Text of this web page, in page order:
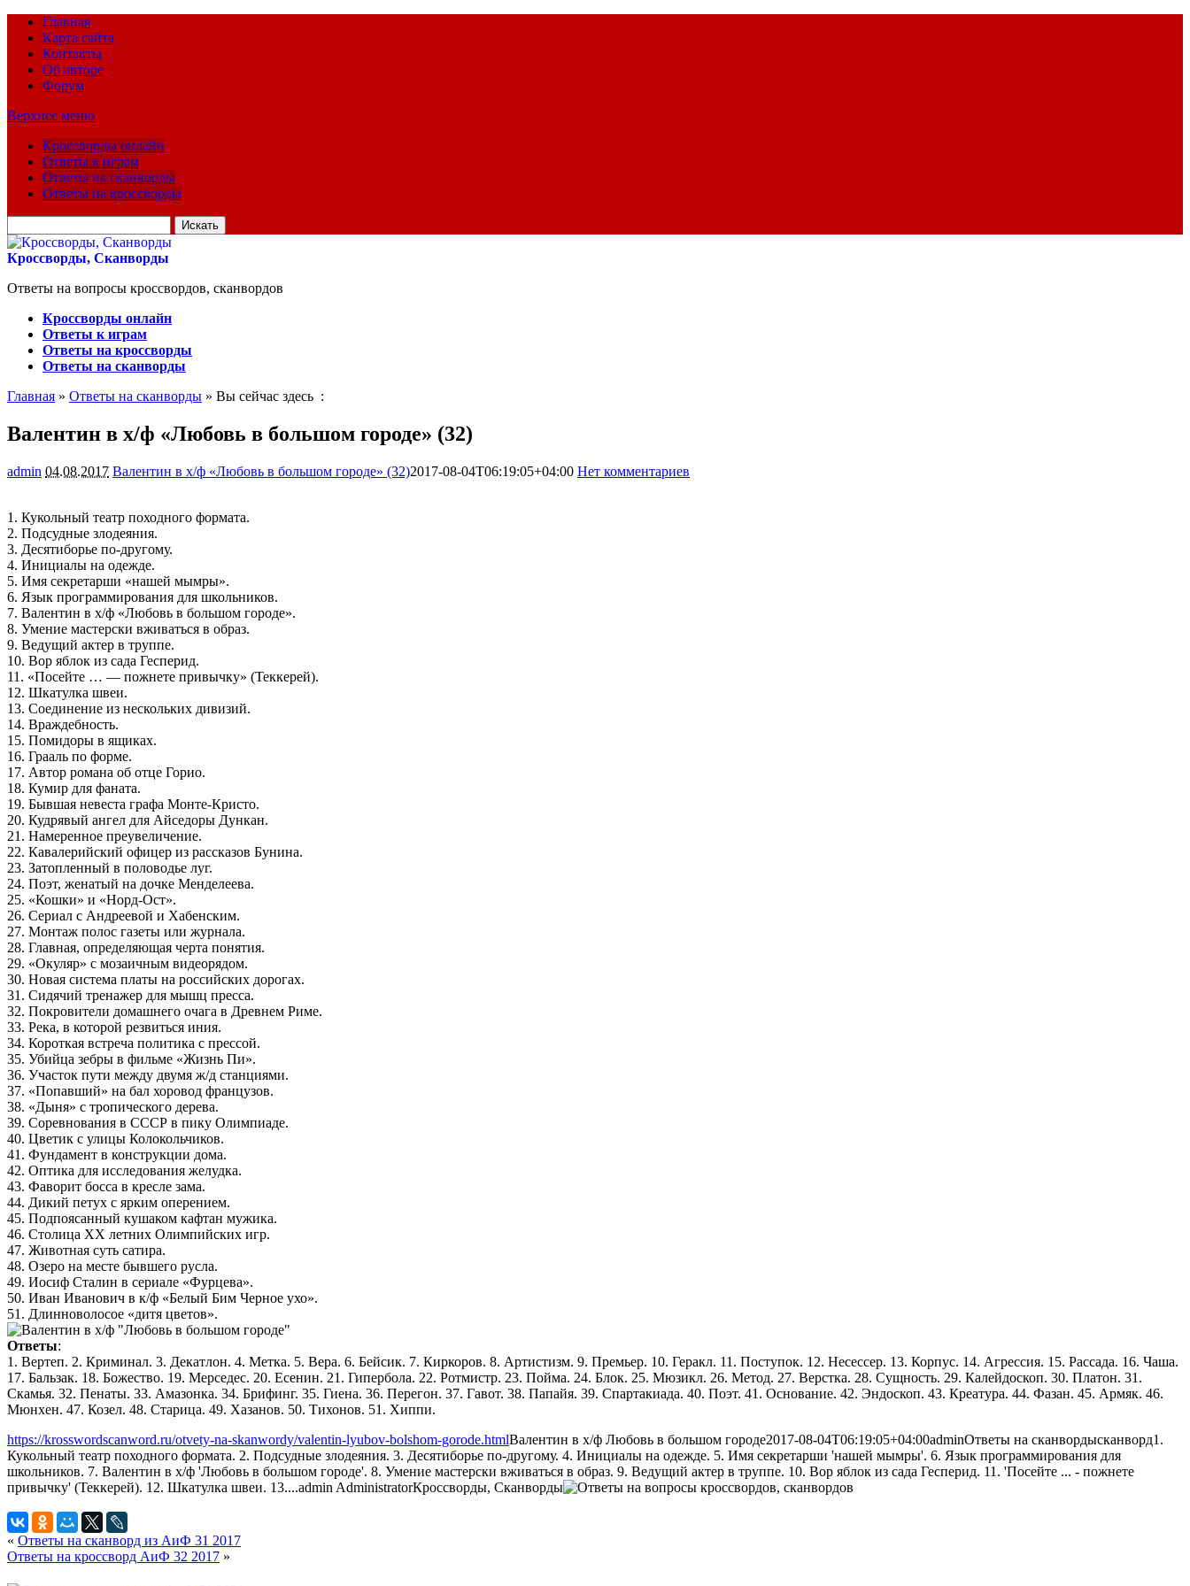
Главная
Карта сайта
Контакты
Об авторе
Форум
Верхнее меню
Кроссворды онлайн
Ответы к играм
Ответы на сканворды
Ответы на кроссворды
для:
Кроссворды, Сканворды
Ответы на вопросы кроссвордов, сканвордов
Кроссворды онлайн
Ответы к играм
Ответы на кроссворды
Ответы на сканворды
Главная » Ответы на сканворды » Вы сейчас здесь :
Валентин в х/ф «Любовь в большом городе» (32)
admin 04.08.2017 Валентин в х/ф «Любовь в большом городе» (32)2017-08-04T06:19:05+04:00 Нет комментариев
1. Кукольный театр походного формата.
2. Подсудные злодеяния.
3. Десятиборье по-другому.
4. Инициалы на одежде.
5. Имя секретарши «нашей мымры».
6. Язык программирования для школьников.
7. Валентин в х/ф «Любовь в большом городе».
8. Умение мастерски вживаться в образ.
9. Ведущий актер в труппе.
10. Вор яблок из сада Гесперид.
11. «Посейте … — пожнете привычку» (Теккерей).
12. Шкатулка швеи.
13. Соединение из нескольких дивизий.
14. Враждебность.
15. Помидоры в ящиках.
16. Грааль по форме.
17. Автор романа об отце Горио.
18. Кумир для фаната.
19. Бывшая невеста графа Монте-Кристо.
20. Кудрявый ангел для Айседоры Дункан.
21. Намеренное преувеличение.
22. Кавалерийский офицер из рассказов Бунина.
23. Затопленный в половодье луг.
24. Поэт, женатый на дочке Менделеева.
25. «Кошки» и «Норд-Ост».
26. Сериал с Андреевой и Хабенским.
27. Монтаж полос газеты или журнала.
28. Главная, определяющая черта понятия.
29. «Окуляр» с мозаичным видеорядом.
30. Новая система платы на российских дорогах.
31. Сидячий тренажер для мышц пресса.
32. Покровители домашнего очага в Древнем Риме.
33. Река, в которой резвиться иния.
34. Короткая встреча политика с прессой.
35. Убийца зебры в фильме «Жизнь Пи».
36. Участок пути между двумя ж/д станциями.
37. «Попавший» на бал хоровод французов.
38. «Дыня» с тропического дерева.
39. Соревнования в СССР в пику Олимпиаде.
40. Цветик с улицы Колокольчиков.
41. Фундамент в конструкции дома.
42. Оптика для исследования желудка.
43. Фаворит босса в кресле зама.
44. Дикий петух с ярким оперением.
45. Подпоясанный кушаком кафтан мужика.
46. Столица XX летних Олимпийских игр.
47. Животная суть сатира.
48. Озеро на месте бывшего русла.
49. Иосиф Сталин в сериале «Фурцева».
50. Иван Иванович в к/ф «Белый Бим Черное ухо».
51. Длинноволосое «дитя цветов».
Ответы:
1. Вертеп. 2. Криминал. 3. Декатлон. 4. Метка. 5. Вера. 6. Бейсик. 7. Киркоров. 8. Артистизм. 9. Премьер. 10. Геракл. 11. Поступок. 12. Несессер. 13. Корпус. 14. Агрессия. 15. Рассада. 16. Чаша.
17. Бальзак. 18. Божество. 19. Мерседес. 20. Есенин. 21. Гипербола. 22. Ротмистр. 23. Пойма. 24. Блок. 25. Мюзикл. 26. Метод. 27. Верстка. 28. Сущность. 29. Калейдоскоп. 30. Платон. 31.
Скамья. 32. Пенаты. 33. Амазонка. 34. Брифинг. 35. Гиена. 36. Перегон. 37. Гавот. 38. Папайя. 39. Спартакиада. 40. Поэт. 41. Основание. 42. Эндоскоп. 43. Креатура. 44. Фазан. 45. Армяк. 46.
Мюнхен. 47. Козел. 48. Старица. 49. Хазанов. 50. Тихонов. 51. Хиппи.
https://krosswordscanword.ru/otvety-na-skanwordy/valentin-lyubov-bolshom-gorode.htmlВалентин в х/ф Любовь в большом городе2017-08-04T06:19:05+04:00adminОтветы на сканвордысканворд1.
Кукольный театр походного формата. 2. Подсудные злодеяния. 3. Десятиборье по-другому. 4. Инициалы на одежде. 5. Имя секретарши 'нашей мымры'. 6. Язык программирования для
школьников. 7. Валентин в х/ф 'Любовь в большом городе'. 8. Умение мастерски вживаться в образ. 9. Ведущий актер в труппе. 10. Вор яблок из сада Гесперид. 11. 'Посейте ... - пожнете
привычку' (Теккерей). 12. Шкатулка швеи. 13....admin AdministratorКроссворды, Сканворды
« Ответы на сканворд из АиФ 31 2017
Ответы на кроссворд АиФ 32 2017 »